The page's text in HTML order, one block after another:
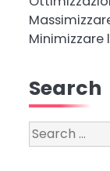
Minimizzare
Search
Search
for: